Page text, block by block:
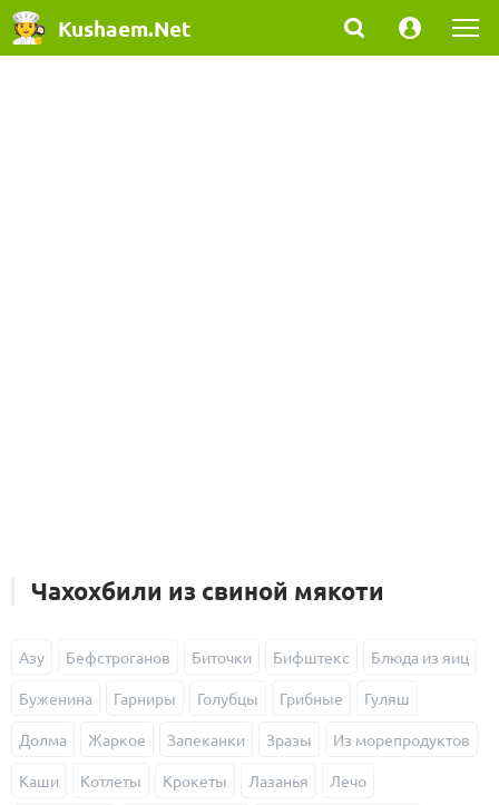
Kushaem.Net
Чахохбили из свиной мякоти
Азу Бефстроганов Биточки Бифштекс Блюда из яиц
Буженина Гарниры Голубцы Грибные Гуляш
Долма Жаркое Запеканки Зразы Из морепродуктов
Каши Котлеты Крокеты Лазанья Лечо